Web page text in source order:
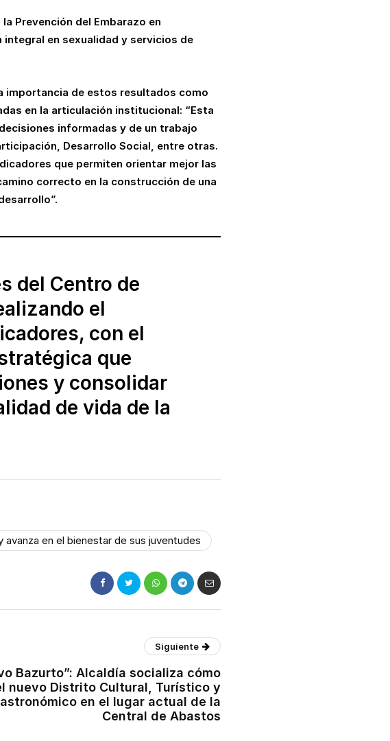
Prevención del Embarazo en
en sexualidad y servicios de
importancia de estos resultados como
en la articulación institucional: “Esta
informadas y de un trabajo
Desarrollo Social, entre otras.
que permiten orientar mejor las
correcto en la construcción de una
del Centro de
el
con el
que
y consolidar
de vida de la
en el bienestar de sus juventudes
Siguiente
Bazurto”: Alcaldía socializa cómo
nuevo Distrito Cultural, Turístico y
en el lugar actual de la
Central de Abastos